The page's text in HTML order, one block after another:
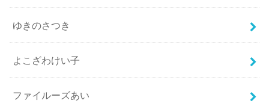
ゆきのさつき
よこざわけい子
ファイルーズあい